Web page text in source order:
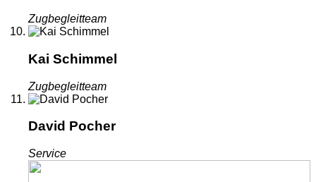
Zugbegleitteam
Kai Schimmel
Zugbegleitteam
David Pocher
Service